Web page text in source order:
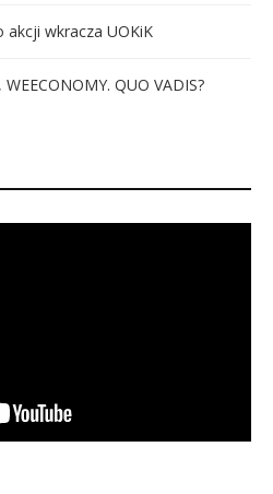
akcji wkracza UOKiK
QUO VADIS?